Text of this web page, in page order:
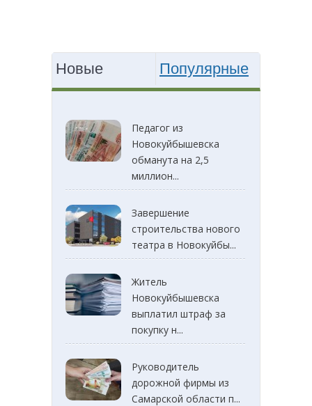
Новые Популярные
Педагог из
Новокуйбышевска
обманута на 2,5
миллион...
Завершение
строительства нового
театра в Новокуйбы...
Житель
Новокуйбышевска
выплатил штраф за
покупку н...
Руководитель
дорожной фирмы из
Самарской области п...